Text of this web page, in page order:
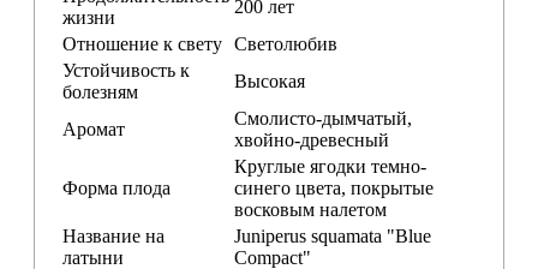
жизни
200 лет
Отношение к свету Светолюбив
Устойчивость к
болезням
Высокая
Аромат
Смолисто-дымчатый,
хвойно-древесный
Форма плода
Круглые ягодки темно-
синего цвета, покрытые
восковым налетом
Название на
латыни
Juniperus squamata "Blue
Compact"